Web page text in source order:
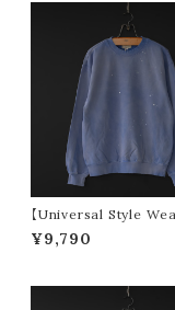
【Universal Style
age style crew
¥9,790